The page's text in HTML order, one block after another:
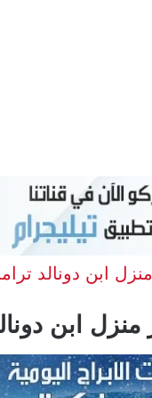
ابن دونالد
منزل ابن